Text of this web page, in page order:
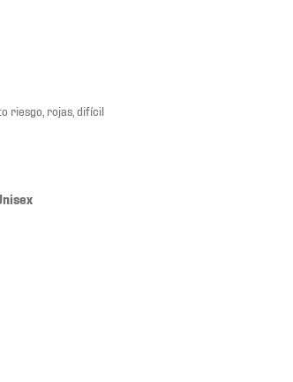
riesgo, rojas, difícil